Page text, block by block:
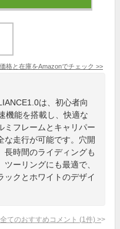
価格と在庫をAmazonでチェック >>
は、初心者向
機能を搭載し、快適な
ミフレームとキャリパー
な走行が可能です。穴開
長時間のライディングも
ーリングにも最適で、
ックとホワイトのデザイ
全てのおすすめコメント (1 件) >